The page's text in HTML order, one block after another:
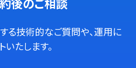
る技術的なご質問や、運用に
たします。